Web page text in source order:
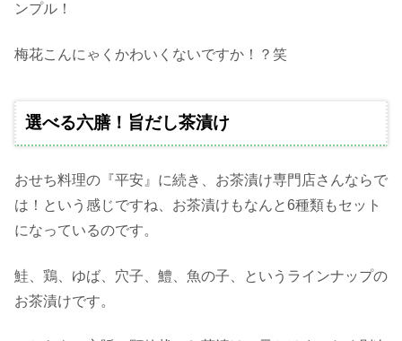
ンプル！
梅花こんにゃくかわいくないですか！？笑
選べる六膳！旨だし茶漬け
おせち料理の『平安』に続き、お茶漬け専門店さんならで
は！という感じですね、お茶漬けもなんと6種類もセット
になっているのです。
鮭、鶏、ゆば、穴子、鱧、魚の子、というラインナップの
お茶漬けです。